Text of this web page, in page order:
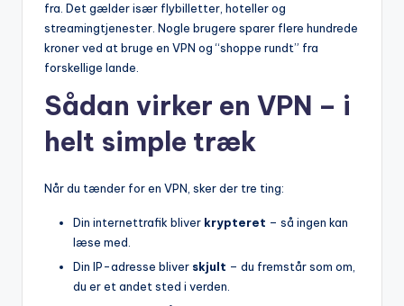
fra. Det gælder især flybilletter, hoteller og
streamingtjenester. Nogle brugere sparer flere hundrede
kroner ved at bruge en VPN og “shoppe rundt” fra
forskellige lande.
Sådan virker en VPN – i
helt simple træk
Når du tænder for en VPN, sker der tre ting:
Din internettrafik bliver krypteret – så ingen kan
læse med.
Din IP-adresse bliver skjult – du fremstår som om,
du er et andet sted i verden.